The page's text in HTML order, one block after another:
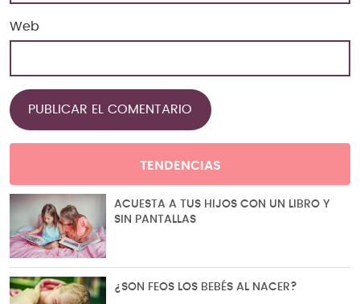
Web
TENDENCIAS
ACUESTA A TUS HIJOS CON UN LIBRO Y
SIN PANTALLAS
¿SON FEOS LOS BEBÉS AL NACER?